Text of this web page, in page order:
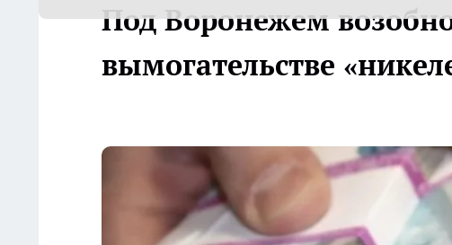
Под Воронежем
вымогательстве